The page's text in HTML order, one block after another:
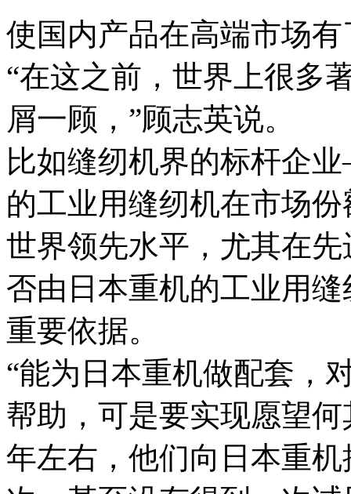
使国内产品在高端市场
“在这之前，世界上很多
屑一顾，”顾志英说。
比如缝纫机界的标杆企
的工业用缝纫机在市场
世界领先水平，尤其在
否由日本重机的工业用
重要依据。
“能为日本重机做配套，
帮助，可是要实现愿望
年左右，他们向日本重